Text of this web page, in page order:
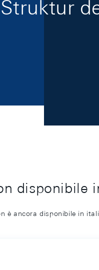
disponibile
è ancora disponibile in